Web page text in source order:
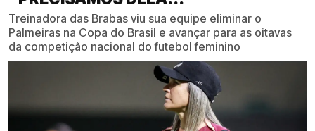
Treinadora das Brabas viu sua equipe eliminar o
Palmeiras na Copa do Brasil e avançar para as oitavas
da competição nacional do futebol feminino